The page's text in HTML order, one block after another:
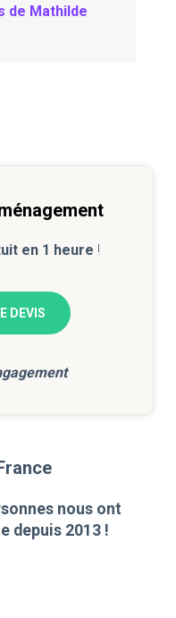
de Mathilde
en 1 heure !
DEVIS
nous ont
depuis 2013 !